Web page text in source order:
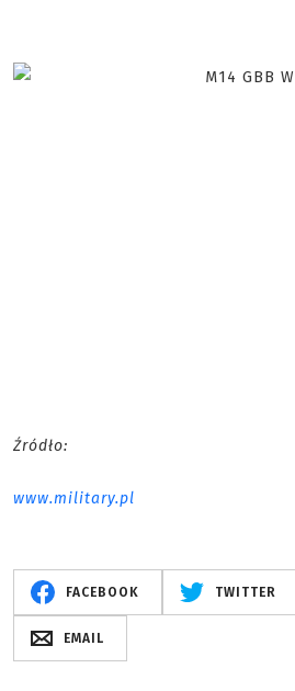
Źródło:
www.military.pl
FACEBOOK TWITTER
EMAIL